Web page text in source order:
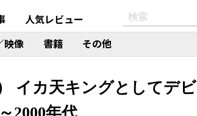
人気レビュー
映像 書籍 その他
イカ天キングとしてデビ